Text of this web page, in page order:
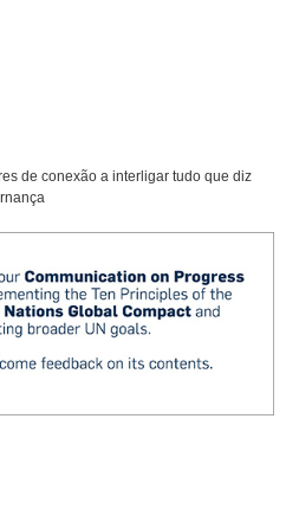
de conexão a interligar tudo que diz